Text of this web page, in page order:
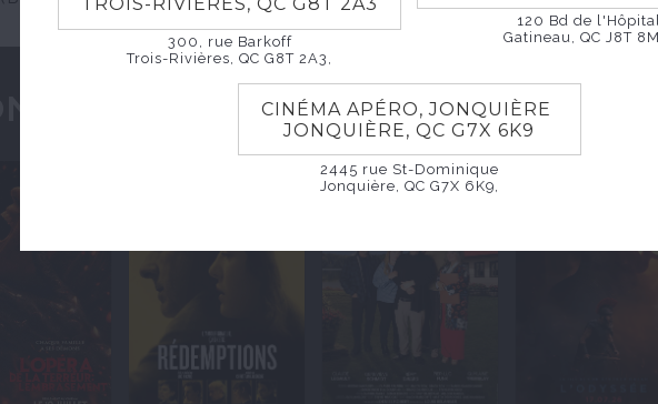
300, rue Barkoff
Trois-Rivières, QC G8T 2A3,
120 Bd de
Gatineau, QC J8T
CINÉMA APÉRO, JONQUIÈRE
JONQUIÈRE, QC G7X 6K9
2445 rue St-Dominique
Jonquière, QC G7X 6K9,